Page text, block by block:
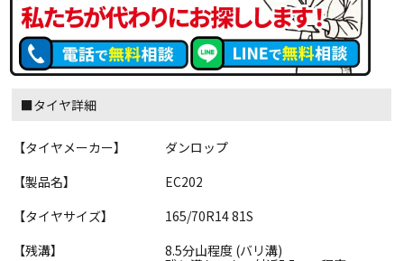
■タイヤ詳細
【タイヤメーカー】
ダンロップ
【製品名】
EC202
【タイヤサイズ】
165/70R14 81S
【残溝】
8.5分山程度 (バリ溝)